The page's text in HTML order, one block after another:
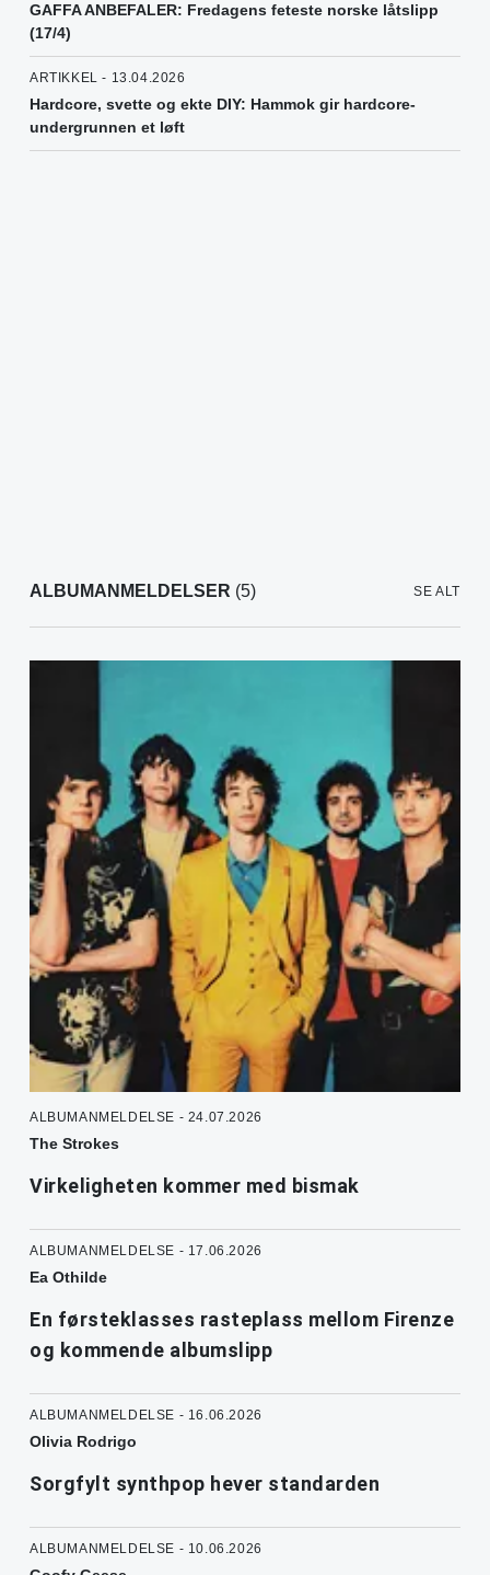
GAFFA ANBEFALER: Fredagens feteste norske låtslipp
(17/4)
ARTIKKEL - 13.04.2026
Hardcore, svette og ekte DIY: Hammok gir hardcore-
undergrunnen et løft
ALBUMANMELDELSER (5) SE ALT
ALBUMANMELDELSE - 24.07.2026
The Strokes
Virkeligheten kommer med bismak
ALBUMANMELDELSE - 17.06.2026
Ea Othilde
En førsteklasses rasteplass mellom Firenze
og kommende albumslipp
ALBUMANMELDELSE - 16.06.2026
Olivia Rodrigo
Sorgfylt synthpop hever standarden
ALBUMANMELDELSE - 10.06.2026